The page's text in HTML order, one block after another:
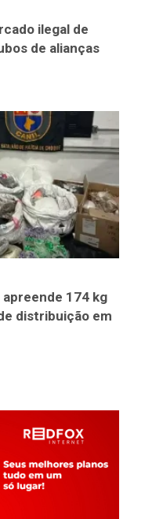
ilegal de
de alianças
174 kg
distribuição em